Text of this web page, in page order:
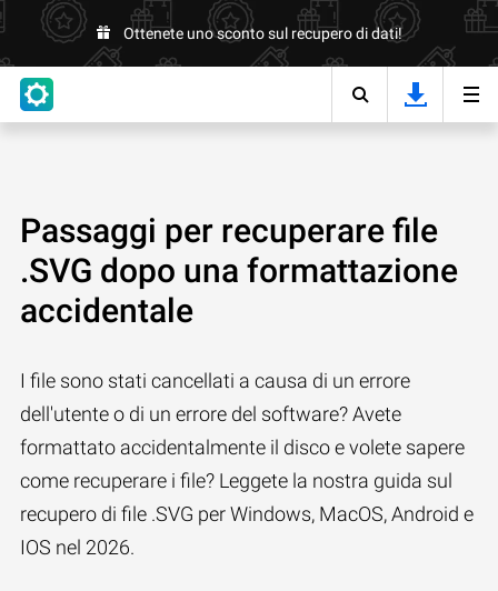
Ottenete uno sconto sul recupero di dati!
Passaggi per recuperare file
.SVG dopo una formattazione
accidentale
I file sono stati cancellati a causa di un errore
dell'utente o di un errore del software? Avete
formattato accidentalmente il disco e volete sapere
come recuperare i file? Leggete la nostra guida sul
recupero di file .SVG per Windows, MacOS, Android e
IOS nel 2026.